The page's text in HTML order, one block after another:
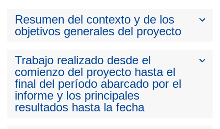
Resumen del contexto y de los
objetivos generales del proyecto
Trabajo realizado desde el
comienzo del proyecto hasta el
final del período abarcado por el
informe y los principales
resultados hasta la fecha